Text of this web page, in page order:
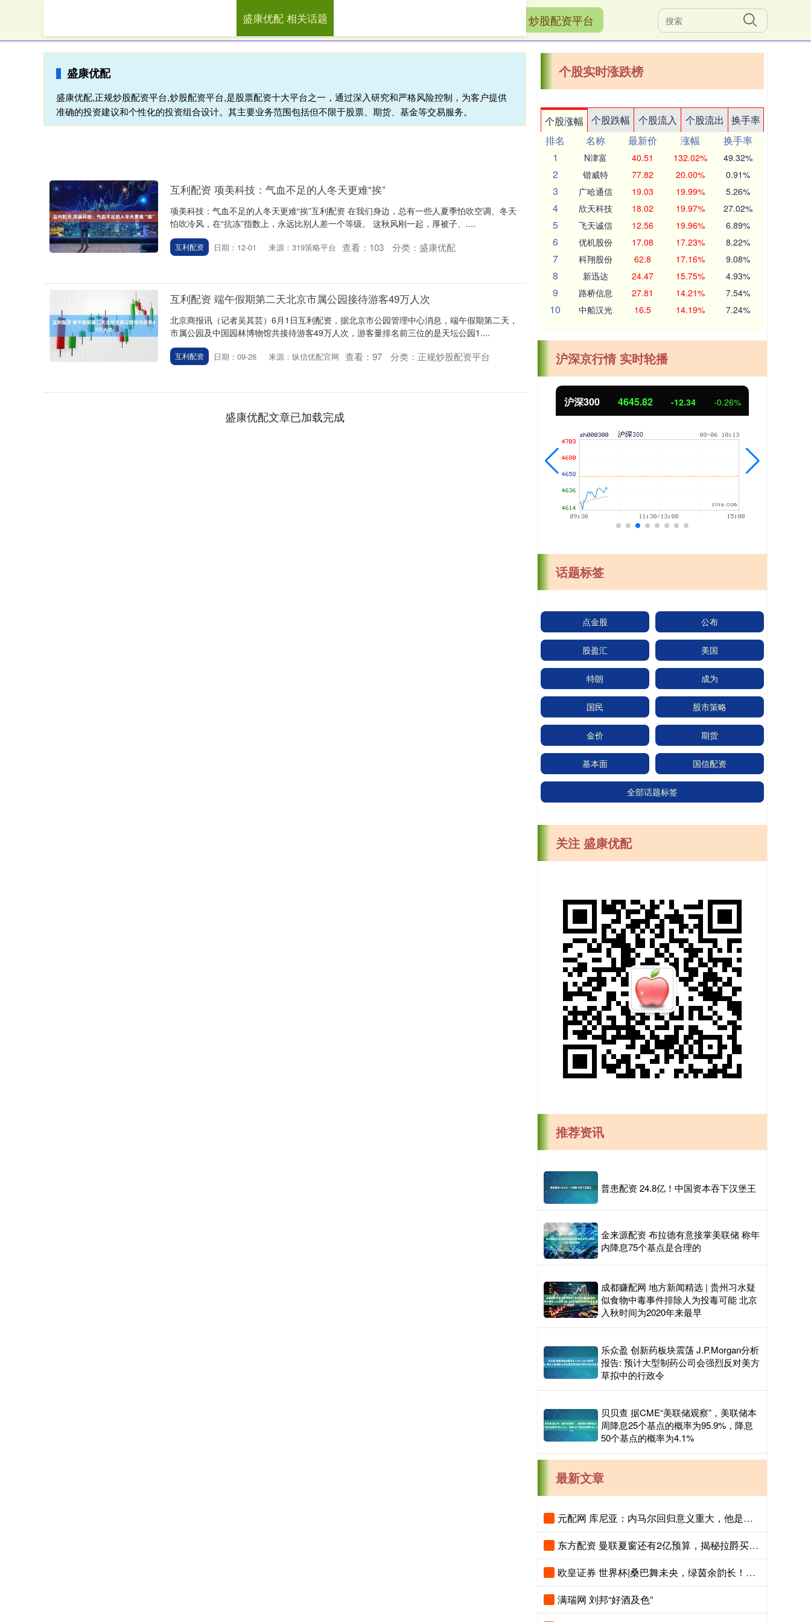
盛康优配 炒股配资平台
盛康优配
盛康优配,正规炒股配资平台,炒股配资平台,是股票配资十大平台之一，通过深入研究和严格风险控制，为客户提供
准确的投资建议和个性化的投资组合设计。其主要业务范围包括但不限于股票、期货、基金等交易服务。
盛康优配 相关话题
互利配资 项美科技：气血不足的人冬天更难“挨”
项美科技：气血不足的人冬天更难“挨”互利配资 在我们身边，总有一些人夏季怕吹空调、冬天
怕吹冷风，在“抗冻”指数上，永远比别人差一个等级。 这秋风刚一起，厚被子、....
互利配资 日期：12-01 来源：319策略平台 查看： 103 分类： 盛康优配
互利配资 端午假期第二天北京市属公园接待游客49万人次
北京商报讯（记者吴其芸）6月1日互利配资，据北京市公园管理中心消息，端午假期第二天，
市属公园及中国园林博物馆共接待游客49万人次，游客量排名前三位的是天坛公园1....
互利配资 日期：09-26 来源：纵信优配官网 查看： 97 分类： 正规炒股配资平台
盛康优配文章已加载完成
个股实时涨跌榜
个股涨幅 个股跌幅 个股流入 个股流出
换手率
排名
名称 最新价 涨幅
换手率
1
N津富 40.51 132.02% 49.32%
2 锴威特 77.82 20.00% 0.91%
3 广哈通信 19.03 19.99% 5.26%
4 欣天科技 18.02 19.97% 27.02%
5 飞天诚信 12.56 19.96% 6.89%
6 优机股份 17.08 17.23% 8.22%
7 科翔股份 62.8 17.16% 9.08%
8 新迅达 24.47 15.75% 4.93%
9 路桥信息 27.81 14.21% 7.54%
10 中船汉光 16.5 14.19% 7.24%
沪深京行情 实时轮播
北证50 1125.06 5.60 0.50%
话题标签
点金股 公布
股盈汇 美国
特朗 成为
国民 股市策略
金价 期货
基本面 国信配资
全部话题标签
关注 盛康优配
推荐资讯
普患配资 24.8亿！中国资本吞下汉堡王
金来源配资 布拉德有意接掌美联储 称年
内降息75个基点是合理的
成都赚配网 地方新闻精选 | 贵州习水疑
似食物中毒事件排除人为投毒可能 北京
入秋时间为2020年来最早
乐众盈 创新药板块震荡 J.P.Morgan分析
报告: 预计大型制药公司会强烈反对美方
草拟中的行政令
贝贝查 据CME“美联储观察”，美联储本
周降息25个基点的概率为95.9%，降息
50个基点的概率为4.1%
最新文章
元配网 库尼亚：内马尔回归意义重大，他是队内很多球员的偶像
东方配资 曼联夏窗还有2亿预算，揭秘拉爵买人价格上限！恐无新援参与集训
欧皇证券 世界杯|桑巴舞未央，绿茵余韵长！内马尔出场，圆梦“最后一舞”
满瑞网 刘邦“好酒及色”